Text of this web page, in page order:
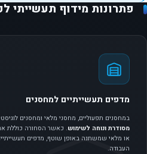
פתרונות מידוף תעשייתי
מדפים תעשייתיים למחסנים
במחסנים תפעוליים, מחסני מלאי ומחסנים
מסודרת ונוחה לשימוש. כאשר הסחורה כוללת
או מלאי שמשתנה באופן שוטף, מדפים
העבודה.